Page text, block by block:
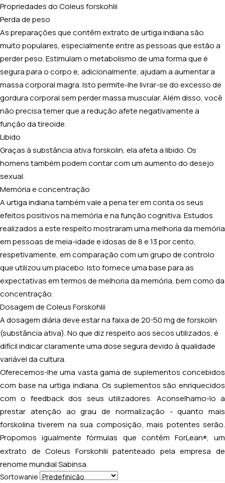
Propriedades do Coleus forskohlii
Perda de peso
As preparações que contêm extrato de urtiga indiana são
muito populares, especialmente entre as pessoas que estão a
perder peso. Estimulam o metabolismo de uma forma que é
segura para o corpo e, adicionalmente, ajudam a aumentar a
massa corporal magra. Isto permite-lhe livrar-se do excesso de
gordura corporal sem perder massa muscular. Além disso, você
não precisa temer que a redução afete negativamente a
função da tireoide.
Libido
Graças à substância ativa forskolin, ela afeta a libido. Os
homens também podem contar com um aumento do desejo
sexual.
Memória e concentração
A urtiga indiana também vale a pena ter em conta os seus
efeitos positivos na memória e na função cognitiva. Estudos
realizados a este respeito mostraram uma melhoria da memória
em pessoas de meia-idade e idosas de 8 e 13 por cento,
respetivamente, em comparação com um grupo de controlo
que utilizou um placebo. Isto fornece uma base para as
expectativas em termos de melhoria da memória, bem como da
concentração.
Dosagem de Coleus Forskohlii
A dosagem diária deve estar na faixa de 20-50 mg de forskolin
(substância ativa). No que diz respeito aos secos utilizados, é
difícil indicar claramente uma dose segura devido à qualidade
variável da cultura.
Oferecemos-lhe uma vasta gama de suplementos concebidos
com base na urtiga indiana. Os suplementos são enriquecidos
com o feedback dos seus utilizadores. Aconselhamo-lo a
prestar atenção ao grau de normalização - quanto mais
forskolina tiverem na sua composição, mais potentes serão.
Propomos igualmente fórmulas que contêm ForLean®
, um
extrato deColeus Forskohlii patenteado pela empresa de
renome mundial Sabinsa.
Sortowanie